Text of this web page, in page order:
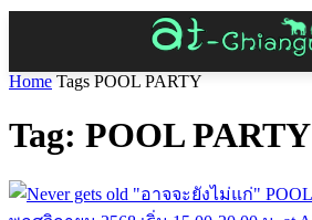
Home Tags POOL PARTY
Tag: POOL PARTY